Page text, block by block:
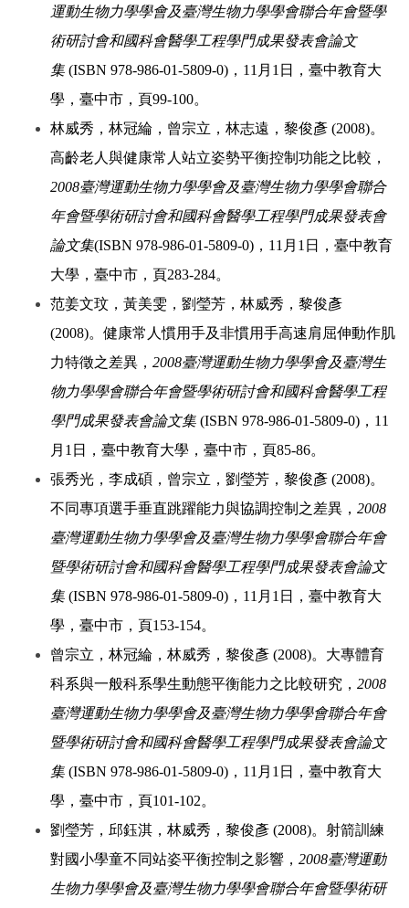
運動生物力學學會及臺灣生物力學學會聯合年會暨學
術研討會和國科會醫學工程學門成果發表會論文
集 (ISBN 978-986-01-5809-0)，11月1日，臺中教育大
學，臺中市，頁99-100。
林威秀，林冠綸，曾宗立，林志遠，黎俊彥 (2008)。
高齡老人與健康常人站立姿勢平衡控制功能之比較，
2008臺灣運動生物力學學會及臺灣生物力學學會聯合
年會暨學術研討會和國科會醫學工程學門成果發表會
論文集(ISBN 978-986-01-5809-0)，11月1日，臺中教育
大學，臺中市，頁283-284。
范姜文玟，黃美雯，劉瑩芳，林威秀，黎俊彥
(2008)。健康常人慣用手及非慣用手高速肩屈伸動作肌
力特徵之差異， 2008臺灣運動生物力學學會及臺灣生
物力學學會聯合年會暨學術研討會和國科會醫學工程
學門成果發表會論文集 (ISBN 978-986-01-5809-0)，11
月1日，臺中教育大學，臺中市，頁85-86。
張秀光，李成碩，曾宗立，劉瑩芳，黎俊彥 (2008)。
不同專項選手垂直跳躍能力與協調控制之差異， 2008
臺灣運動生物力學學會及臺灣生物力學學會聯合年會
暨學術研討會和國科會醫學工程學門成果發表會論文
集 (ISBN 978-986-01-5809-0)，11月1日，臺中教育大
學，臺中市，頁153-154。
曾宗立，林冠綸，林威秀，黎俊彥 (2008)。大專體育
科系與一般科系學生動態平衡能力之比較研究， 2008
臺灣運動生物力學學會及臺灣生物力學學會聯合年會
暨學術研討會和國科會醫學工程學門成果發表會論文
集 (ISBN 978-986-01-5809-0)，11月1日，臺中教育大
學，臺中市，頁101-102。
劉瑩芳，邱鈺淇，林威秀，黎俊彥 (2008)。射箭訓練
對國小學童不同站姿平衡控制之影響， 2008臺灣運動
生物力學學會及臺灣生物力學學會聯合年會暨學術研